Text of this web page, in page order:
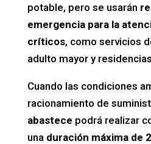
potable, pero se usarán
emergencia para la
críticos, como servicios
adulto mayor y
Cuando las condiciones
racionamiento de
abastece podrá realizar
una duración máxima de